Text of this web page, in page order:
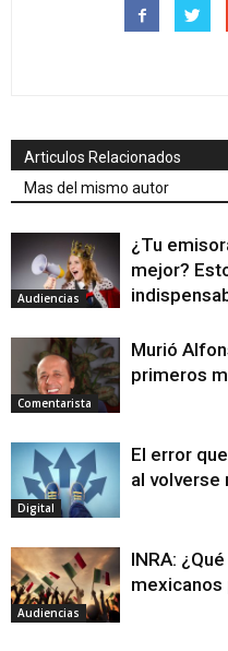
Articulos Relacionados
Mas del mismo autor
Audiencias
¿Tu
mejor?
Comentarista
Murió
primeros
Digital
El error
al
Audiencias
INRA:
mexicanos